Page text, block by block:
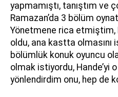
yapmamıştı, tanıştım ve
Ramazan’da 3 bölüm
Yönetmene rica etmiştim,
oldu, ana kastta olmasını
bölümlük konuk oyuncu
olmak istiyordu, Hande’yi
yönlendirdim onu, hep de